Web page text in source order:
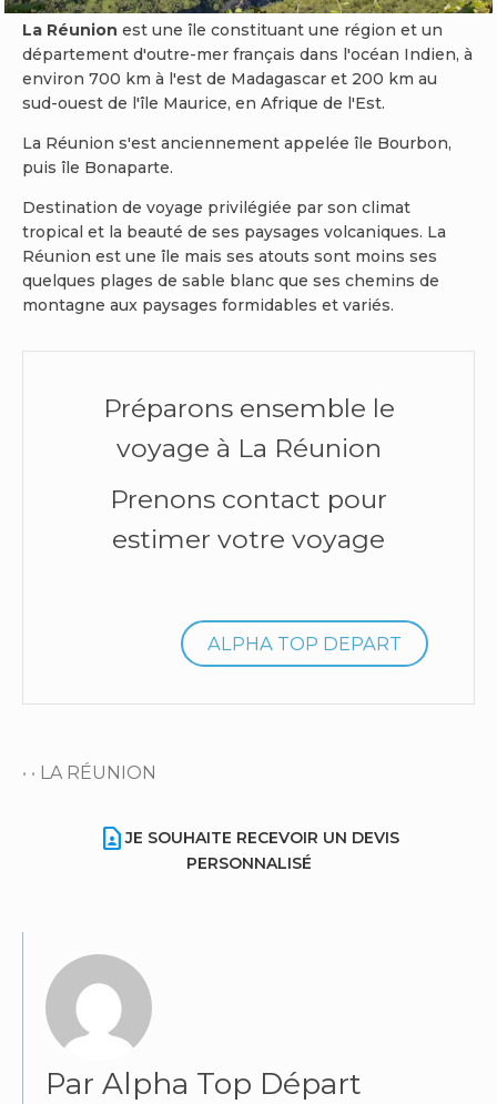
La Réunion est une île constituant une région et un
département d'outre-mer français dans l'océan Indien, à
environ 700 km à l'est de Madagascar et 200 km au
sud-ouest de l'île Maurice, en Afrique de l'Est.
La Réunion s'est anciennement appelée île Bourbon,
puis île Bonaparte.
Destination de voyage privilégiée par son climat
tropical et la beauté de ses paysages volcaniques. La
Réunion est une île mais ses atouts sont moins ses
quelques plages de sable blanc que ses chemins de
montagne aux paysages formidables et variés.
Préparons ensemble le
voyage à La Réunion
Prenons contact pour
estimer votre voyage
ALPHA TOP DEPART
• • LA RÉUNION
contact_pageJE SOUHAITE RECEVOIR UN DEVIS
PERSONNALISÉ
Par Alpha Top Départ